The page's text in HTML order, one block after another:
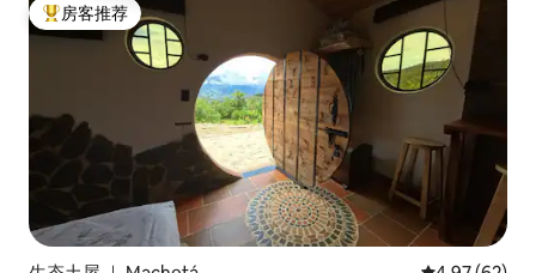
热门「房客推荐」
房客推荐